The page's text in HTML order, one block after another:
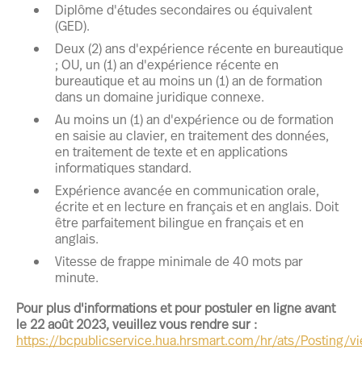
Diplôme d'études secondaires ou équivalent
(GED).
Deux (2) ans d'expérience récente en bureautique
; OU, un (1) an d'expérience récente en
bureautique et au moins un (1) an de formation
dans un domaine juridique connexe.
Au moins un (1) an d'expérience ou de formation
en saisie au clavier, en traitement des données,
en traitement de texte et en applications
informatiques standard.
Expérience avancée en communication orale,
écrite et en lecture en français et en anglais. Doit
être parfaitement bilingue en français et en
anglais.
Vitesse de frappe minimale de 40 mots par
minute.
Pour plus d'informations et pour postuler en ligne avant
le 22 août 2023, veuillez vous rendre sur :
https://bcpublicservice.hua.hrsmart.com/hr/ats/Posting/